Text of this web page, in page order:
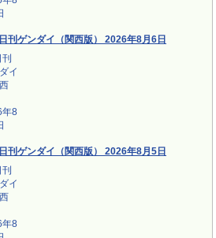
日刊ゲンダイ（関西版） 2026年8月6日
日刊ゲンダイ（関西版） 2026年8月5日